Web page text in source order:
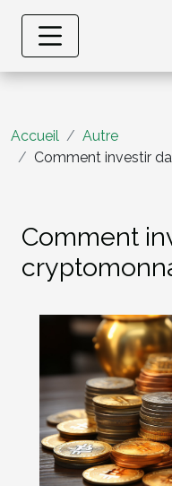
Accueil
Autre
Comment investir
Comment